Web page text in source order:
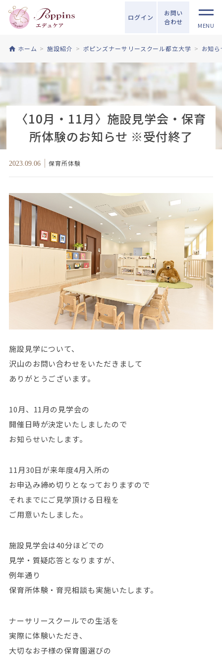
ログイン
お問い
合わせ
MENU
ホーム 施設紹介 ポピンズナーサリースクール都立大学 お知
〈10月・11月〉施設見学会・保育
所体験のお知らせ ※受付終了
2023.09.06 保育所体験
施設見学について、
沢山のお問い合わせをいただきまして
ありがとうございます。
10月、11月の見学会の
開催日時が決定いたしましたので
お知らせいたします。
11月30日が来年度4月入所の
お申込み締め切りとなっておりますので
それまでにご見学頂ける日程を
ご用意いたしました。
施設見学会は40分ほどでの
見学・質疑応答となりますが、
例年通り
保育所体験・育児相談も実施いたします。
ナーサリースクールでの生活を
実際に体験いただき、
大切なお子様の保育園選びの